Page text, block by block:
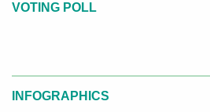
VOTING POLL
INFOGRAPHICS